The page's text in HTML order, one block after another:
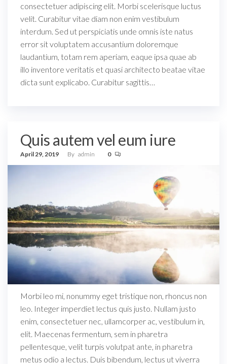
consectetuer adipiscing elit. Morbi scelerisque luctus
velit. Curabitur vitae diam non enim vestibulum
interdum. Sed ut perspiciatis unde omnis iste natus
error sit voluptatem accusantium doloremque
laudantium, totam rem aperiam, eaque ipsa quae ab
illo inventore veritatis et quasi architecto beatae vitae
dicta sunt explicabo. Curabitur sagittis…
Quis autem vel eum iure
April 29, 2019 By admin 0
Morbi leo mi, nonummy eget tristique non, rhoncus non
leo. Integer imperdiet lectus quis justo. Nullam justo
enim, consectetuer nec, ullamcorper ac, vestibulum in,
elit. Maecenas fermentum, sem in pharetra
pellentesque, velit turpis volutpat ante, in pharetra
metus odio a lectus. Duis bibendum, lectus ut viverra